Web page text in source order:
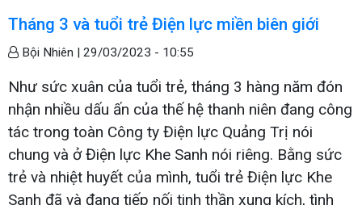
Tháng 3 và tuổi trẻ Điện lực miền biên giới
Bội Nhiên | 29/03/2023 - 10:55
Như sức xuân của tuổi trẻ, tháng 3 hàng năm đón
nhận nhiều dấu ấn của thế hệ thanh niên đang công
tác trong toàn Công ty Điện lực Quảng Trị nói
chung và ở Điện lực Khe Sanh nói riêng. Bằng sức
trẻ và nhiệt huyết của mình, tuổi trẻ Điện lực Khe
Sanh đã và đang tiếp nối tinh thần xung kích, tình